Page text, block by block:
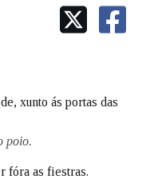
CORPORATIVA
DEL ADALID
HOMENAXEADAS
DAS LETRAS
xunto ás portas das
poio.
fóra as fiestras.